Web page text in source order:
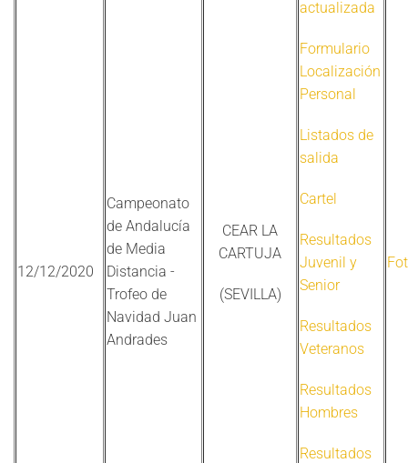
12/12/2020
Campeonato
de Andalucía
de Media
Distancia -
Trofeo de
Navidad Juan
Andrades
CEAR LA
CARTUJA
(SEVILLA)
actualizada
Formulario
Localización
Personal
Listados de
salida
Cartel
Resultados
Juvenil y
Senior
Resultados
Veteranos
Resultados
Hombres
Resultados